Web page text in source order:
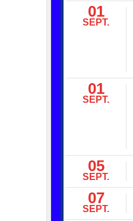
01
SEPT.
01
SEPT.
05
SEPT.
07
SEPT.